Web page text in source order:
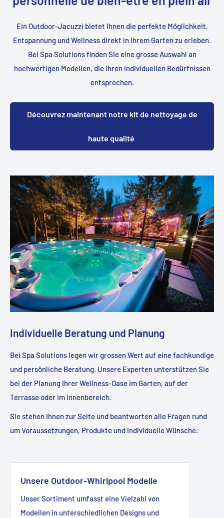
Ein Outdoor-Jacuzzi bietet Ihnen die perfekte Möglichkeit,
Entspannung und Wellness direkt in Ihrem Garten zu erleben.
Bei Spa Solutions finden Sie eine grosse Auswahl an
hochwertigen Modellen, die Ihren individuellen Bedürfnissen
entsprechen.
Découvrez maintenant notre kit de nettoyage de
haute qualité
Individuelle Beratung und Planung
Bei Spa Solutions legen wir grossen Wert auf eine fachkundige
und persönliche Beratung. Unsere Experten unterstützen Sie
bei der Planung Ihrer Wellness-Oase im Garten, auf der
Terrasse oder im Innenbereich.
Sie stehen Ihnen zur Seite und beantworten alle Fragen rund
um Voraussetzungen, Produkte und individuelle Wünsche.
Unsere Outdoor-Whirlpool Modelle
Unser Sortiment umfasst eine Vielzahl von
Modellen in unterschiedlichen Designs und